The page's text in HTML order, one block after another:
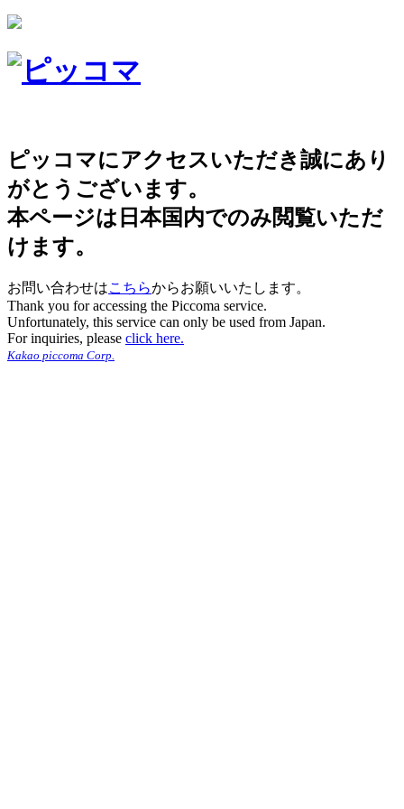
ピッコマにアクセスいただき誠にあり
がとうございます。
本ページは日本国内でのみ閲覧いただ
けます。
お問い合わせはこちらからお願いいたします。
Thank you for accessing the Piccoma service.
Unfortunately, this service can only be used from Japan.
For inquiries, please click here.
Kakao piccoma Corp.